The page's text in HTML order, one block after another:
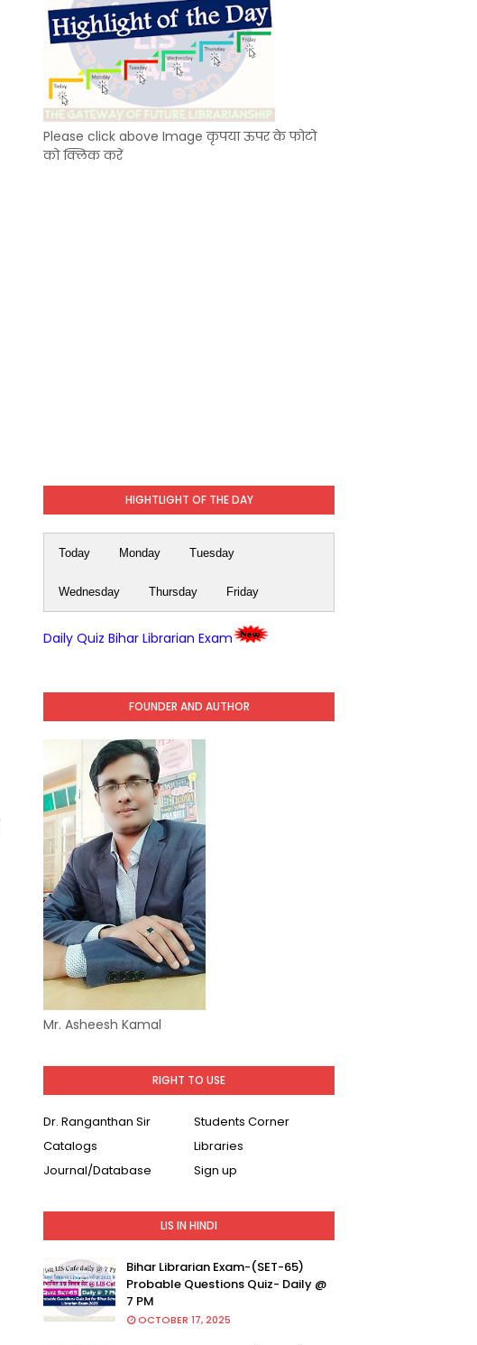
Please click above Image कृपया ऊपर के फोटो
को क्लिक करें
HIGHTLIGHT OF THE DAY
Today Monday Tuesday
Wednesday Thursday Friday
Daily Quiz Bihar Librarian Exam
FOUNDER AND AUTHOR
Mr. Asheesh Kamal
RIGHT TO USE
Dr. Ranganthan Sir
Students Corner
Catalogs
Libraries
Journal/Database
Sign up
LIS IN HINDI
Bihar Librarian Exam-(SET-65)
Probable Questions Quiz- Daily @
7 PM
OCTOBER 17, 2025